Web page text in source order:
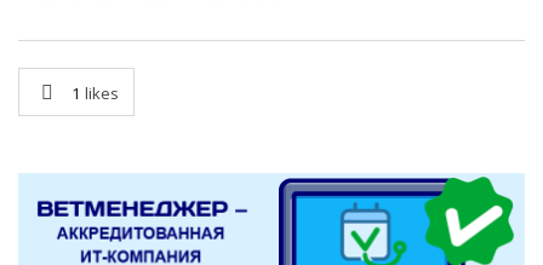
1 likes